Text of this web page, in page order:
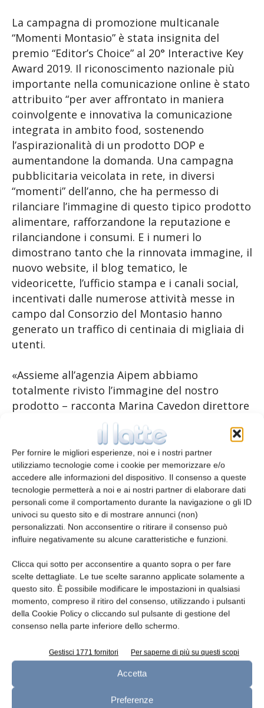
Per fornire le migliori esperienze, noi e i nostri partner
utilizziamo tecnologie come i cookie per memorizzare e/o
accedere alle informazioni del dispositivo. Il consenso a queste
tecnologie permetterà a noi e ai nostri partner di elaborare dati
personali come il comportamento durante la navigazione o gli ID
univoci su questo sito e di mostrare annunci (non)
personalizzati. Non acconsentire o ritirare il consenso può
influire negativamente su alcune caratteristiche e funzioni.
Clicca qui sotto per acconsentire a quanto sopra o per fare
scelte dettagliate. Le tue scelte saranno applicate solamente a
questo sito. È possibile modificare le impostazioni in qualsiasi
momento, compreso il ritiro del consenso, utilizzando i pulsanti
della Cookie Policy o cliccando sul pulsante di gestione del
consenso nella parte inferiore dello schermo.
Gestisci 1771 fornitori Per saperne di più su questi scopi
Accetta
Preferenze
La campagna di promozione multicanale
“Momenti Montasio” è stata insignita del
premio “Editor’s Choice” al 20° Interactive Key
Award 2019. Il riconoscimento nazionale più
importante nella comunicazione online è stato
attribuito “per aver affrontato in maniera
coinvolgente e innovativa la comunicazione
integrata in ambito food, sostenendo
l’aspirazionalità di un prodotto DOP e
aumentandone la domanda. Una campagna
pubblicitaria veicolata in rete, in diversi
“momenti” dell’anno, che ha permesso di
rilanciare l’immagine di questo tipico prodotto
alimentare, rafforzandone la reputazione e
rilanciandone i consumi. E i numeri lo
dimostrano tanto che la rinnovata immagine, il
nuovo website, il blog tematico, le
videoricette, l’ufficio stampa e i canali social,
incentivati dalle numerose attività messe in
campo dal Consorzio del Montasio hanno
generato un traffico di centinaia di migliaia di
utenti.
«Assieme all’agenzia Aipem abbiamo
totalmente rivisto l’immagine del nostro
prodotto – racconta Marina Cavedon direttore
e responsabile marketing del Consorzio
Montasio – anche in virtù del nuovo
posizionamento di marca. Ci siamo orientati
verso un’immagine più ricercata ma al
contempo semplice, elegante e minimale, con
il giusto tocco di appeal. Le numerose attività
di comunicazione veicolate in rete ma anche
sui media tradizionali, a cui si sono affiancate
diverse iniziative di promozione e
degustazione sul territorio nazionale sono
state particolarmente invitanti e coinvolgenti,
aumentando i consumi, offrendo al contempo
importanti informazioni sui valori nutrizionali
di questo nostro tipico prodotto».
Montasio